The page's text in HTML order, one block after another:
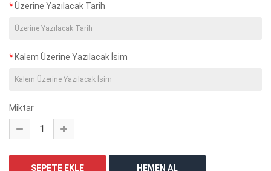
Üzerine Yazılacak Tarih
Kalem Üzerine Yazılacak İsim
Miktar